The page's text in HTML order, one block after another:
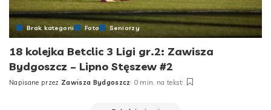
Brak kategorii Foto Seniorzy
18 kolejka Betclic 3 Ligi gr.2: Zawisza
Bydgoszcz – Lipno Stęszew #2
Posted
Napisane przez Zawisza Bydgoszcz 0 min. na tekst